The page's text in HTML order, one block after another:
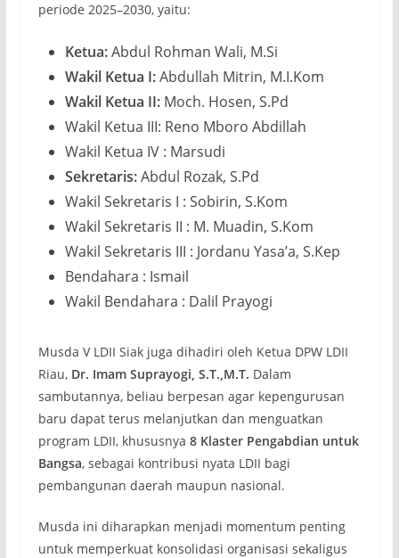
periode 2025–2030, yaitu:
Ketua:Abdul Rohman Wali, M.Si
Wakil Ketua I:Abdullah Mitrin, M.I.Kom
Wakil Ketua II:Moch. Hosen, S.Pd
Wakil Ketua III: Reno Mboro Abdillah
Wakil Ketua IV : Marsudi
Sekretaris:Abdul Rozak, S.Pd
Wakil Sekretaris I : Sobirin, S.Kom
Wakil Sekretaris II : M. Muadin, S.Kom
Wakil Sekretaris III : Jordanu Yasa’a, S.Kep
Bendahara : Ismail
Wakil Bendahara : Dalil Prayogi
Musda V LDII Siak juga dihadiri oleh Ketua DPW LDII
Riau, Dr. Imam Suprayogi, S.T.,M.T. Dalam
sambutannya, beliau berpesan agar kepengurusan
baru dapat terus melanjutkan dan menguatkan
program LDII, khususnya 8 Klaster Pengabdian untuk
Bangsa, sebagai kontribusi nyata LDII bagi
pembangunan daerah maupun nasional.
Musda ini diharapkan menjadi momentum penting
untuk memperkuat konsolidasi organisasi sekaligus